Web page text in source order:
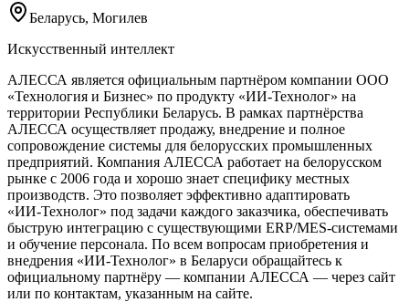
Беларусь, Могилев
Искусственный интеллект
АЛЕССА является официальным партнёром компании ООО
«Технология и Бизнес» по продукту «ИИ‑Технолог» на
территории Республики Беларусь. В рамках партнёрства
АЛЕССА осуществляет продажу, внедрение и полное
сопровождение системы для белорусских промышленных
предприятий. Компания АЛЕССА работает на белорусском
рынке с 2006 года и хорошо знает специфику местных
производств. Это позволяет эффективно адаптировать
«ИИ‑Технолог» под задачи каждого заказчика, обеспечивать
быструю интеграцию с существующими ERP/MES-системами
и обучение персонала. По всем вопросам приобретения и
внедрения «ИИ‑Технолог» в Беларуси обращайтесь к
официальному партнёру — компании АЛЕССА — через сайт
или по контактам, указанным на сайте.